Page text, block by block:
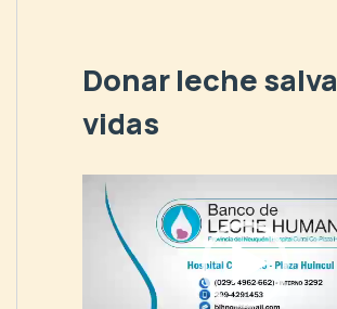
Donar leche salva
vidas